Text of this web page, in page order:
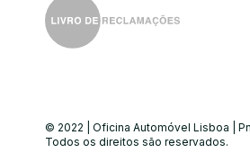
© 2022 | Oficina Automóvel Lisboa |
Todos os direitos são reservados.